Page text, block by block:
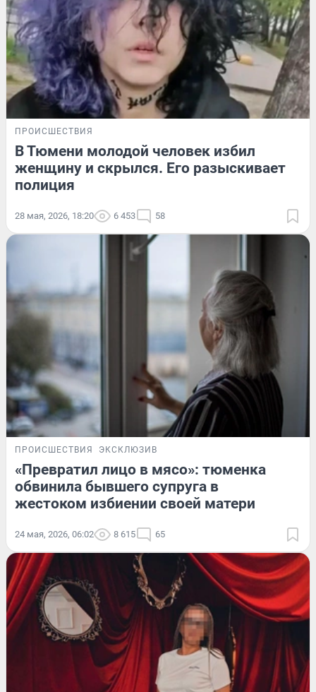
ПРОИСШЕСТВИЯ
В Тюмени молодой человек избил
женщину и скрылся. Его разыскивает
полиция
28 мая, 2026, 18:20 6 453 58
ПРОИСШЕСТВИЯ ЭКСКЛЮЗИВ
«Превратил лицо в мясо»: тюменка
обвинила бывшего супруга в
жестоком избиении своей матери
24 мая, 2026, 06:02 8 615 65